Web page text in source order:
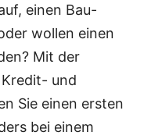
einen Bau-
wollen einen
Mit der
und
Sie einen ersten
bei einem